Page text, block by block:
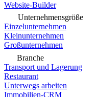
Website-Builder
Unternehmensgröße
Einzelunternehmen
Kleinunternehmen
Großunternehmen
Branche
Transport und Lagerung
Restaurant
Unterwegs arbeiten
Immobilien-CRM